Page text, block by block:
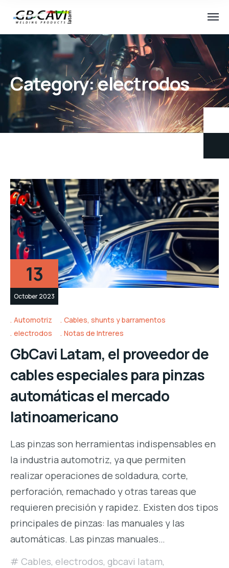
Category:electrodos
13
October 2023
Automotriz
Cables, shunts y barramentos
electrodos
Notas de Intreres
GbCavi Latam, el proveedor de
cables especiales para pinzas
automáticas el mercado
latinoamericano
Las pinzas son herramientas indispensables en
la industria automotriz, ya que permiten
realizar operaciones de soldadura, corte,
perforación, remachado y otras tareas que
requieren precisión y rapidez. Existen dos tipos
principales de pinzas: las manuales y las
automáticas. Las pinzas manuales…
Cables, electrodos, gbcavi latam,